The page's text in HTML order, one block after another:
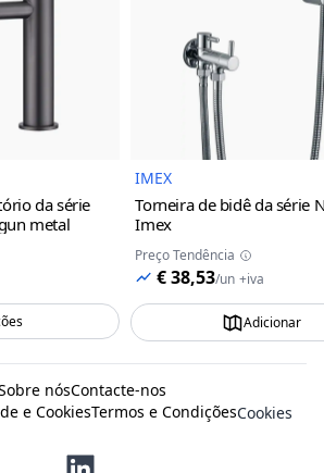
da série
metal
IMEX
Torneira de bidê da série
Imex
Preço Tendência
€ 38,53/un +iva
Adicionar
nósContacte-nos
e CookiesTermos e CondiçõesCookies